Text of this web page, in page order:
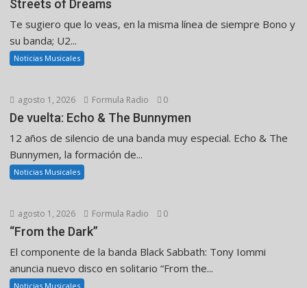
Streets of Dreams
Te sugiero que lo veas, en la misma línea de siempre Bono y
su banda; U2...
Noticias Musicales
agosto 1, 2026 Formula Radio 0
De vuelta: Echo & The Bunnymen
12 años de silencio de una banda muy especial. Echo & The
Bunnymen, la formación de...
Noticias Musicales
agosto 1, 2026 Formula Radio 0
“From the Dark”
El componente de la banda Black Sabbath: Tony Iommi
anuncia nuevo disco en solitario “From the...
Noticias Musicales